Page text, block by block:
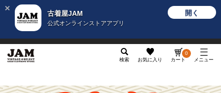
古着屋JAM
公式オンラインストアアプリ
開く
検索 お気に入り カート
0
メニュー